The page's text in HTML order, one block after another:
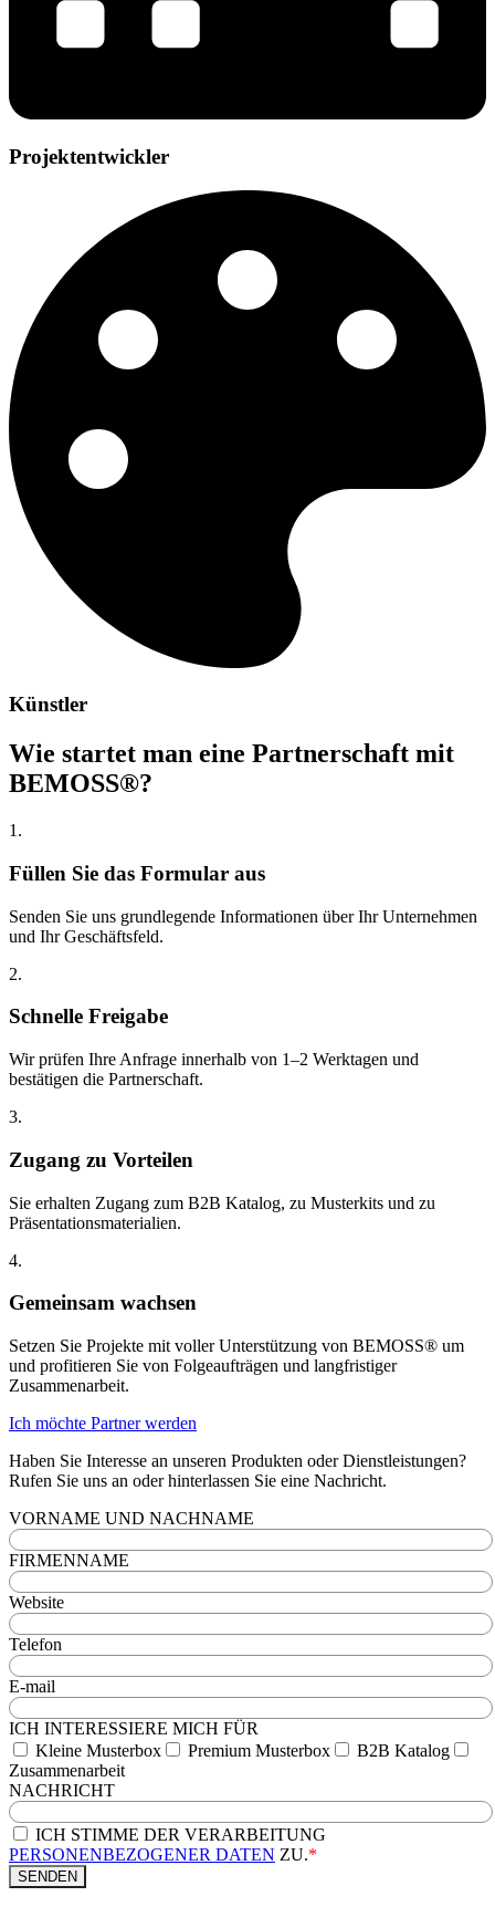
Projektentwickler
Künstler
Wie startet man eine Partnerschaft mit
BEMOSS®?
1.
Füllen Sie das Formular aus
Senden Sie uns grundlegende Informationen über Ihr Unternehmen
und Ihr Geschäftsfeld.
2.
Schnelle Freigabe
Wir prüfen Ihre Anfrage innerhalb von 1–2 Werktagen und
bestätigen die Partnerschaft.
3.
Zugang zu Vorteilen
Sie erhalten Zugang zum B2B Katalog, zu Musterkits und zu
Präsentationsmaterialien.
4.
Gemeinsam wachsen
Setzen Sie Projekte mit voller Unterstützung von BEMOSS® um
und profitieren Sie von Folgeaufträgen und langfristiger
Zusammenarbeit.
Ich möchte Partner werden
Haben Sie Interesse an unseren Produkten oder Dienstleistungen?
Rufen Sie uns an oder hinterlassen Sie eine Nachricht.
VORNAME UND NACHNAME
FIRMENNAME
Website
Telefon
E-mail
ICH INTERESSIERE MICH FÜR
Kleine Musterbox
Premium Musterbox
B2B Katalog
Zusammenarbeit
NACHRICHT
ICH STIMME DER VERARBEITUNG
PERSONENBEZOGENER DATEN ZU.*
SENDEN